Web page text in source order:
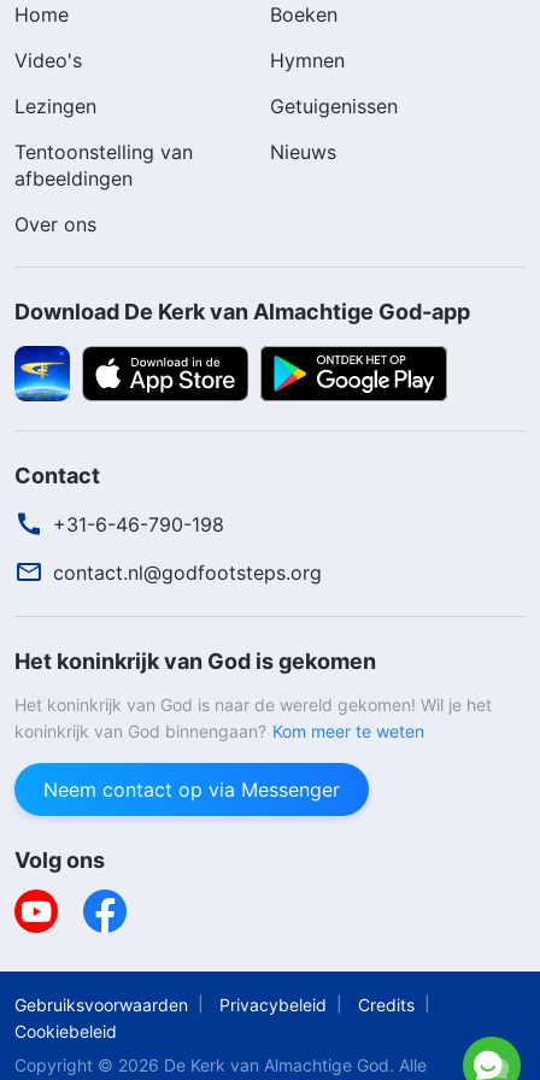
Home
Boeken
Video's
Hymnen
Lezingen
Getuigenissen
Tentoonstelling van
afbeeldingen
Nieuws
Over ons
Download De Kerk van Almachtige God-app
Contact
+31-6-46-790-198
contact.nl@godfootsteps.org
Het koninkrijk van God is gekomen
Het koninkrijk van God is naar de wereld gekomen! Wil je het
koninkrijk van God binnengaan? Kom meer te weten
Neem contact op via Messenger
Volg ons
Gebruiksvoorwaarden Privacybeleid
Credits
Cookiebeleid
Copyright © 2026 De Kerk van Almachtige God. Alle